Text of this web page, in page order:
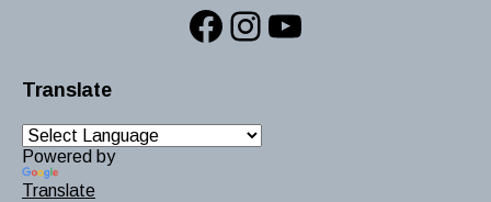
Facebook
Instagram
YouTube
Translate
Powered by
Translate